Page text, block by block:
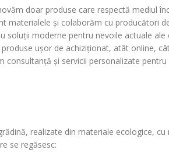
doar produse care respectă mediul
materialele și colaborăm cu producători
soluții moderne pentru nevoile actuale ale
ușor de achiziționat, atât online,
consultanță și servicii personalizate pentru
realizate din materiale ecologice,
se regăsesc: